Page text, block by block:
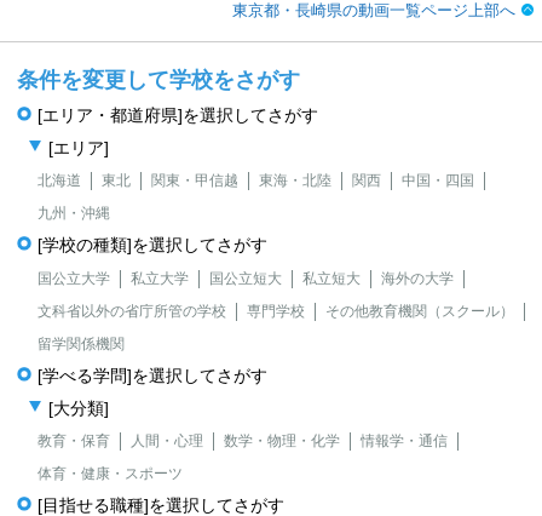
東京都・長崎県の動画一覧ページ上部へ
条件を変更して学校をさがす
[エリア・都道府県]を選択してさがす
[エリア]
北海道 東北 関東・甲信越 東海・北陸 関西
中国・四国
九州・沖縄
[学校の種類]を選択してさがす
国公立大学 私立大学 国公立短大 私立短大
海外の大学
文科省以外の省庁所管の学校
専門学校
その他教育機関（スクール）
留学関係機関
[学べる学問]を選択してさがす
[大分類]
教育・保育 人間・心理 数学・物理・化学
情報学・通信
体育・健康・スポーツ
[目指せる職種]を選択してさがす